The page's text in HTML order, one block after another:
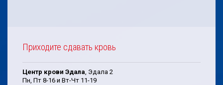
Приходите сдавать кровь
Центр крови Эдала , Эдала 2
Пн, Пт 8-16 и Вт-Чт 11-19